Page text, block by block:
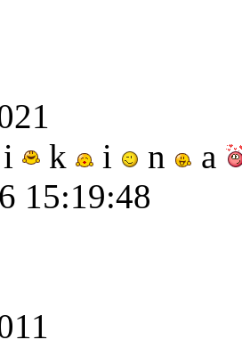
i k i n
a
15:19:48